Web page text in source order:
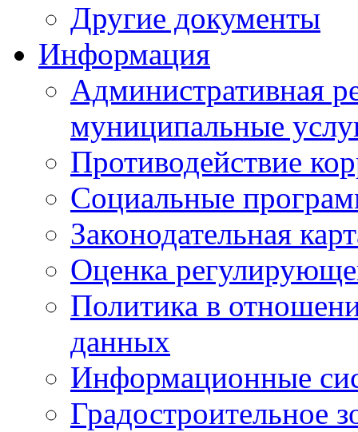
Другие документы
Информация
Административная
муниципальные
Противодействие
Социальные
Законодательная
Оценка
Политика в
данных
Информационные
Градостроительное